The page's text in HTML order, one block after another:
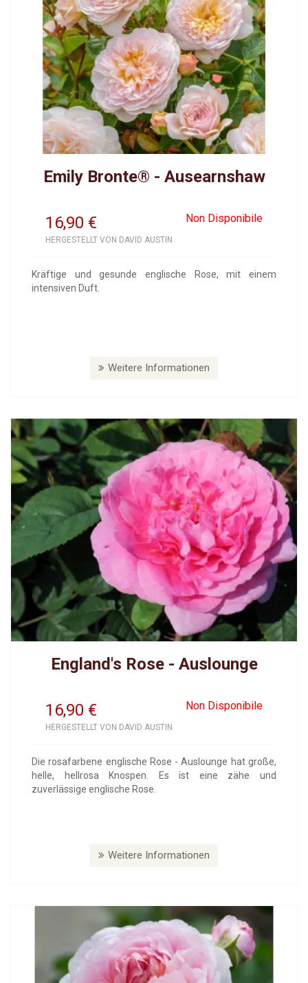
Emily Bronte® - Ausearnshaw
16,90 Non Disponibile
€
HERGESTELLT VON DAVID AUSTIN
Kräftige und gesunde englische Rose, mit einem
intensiven Duft.
Weitere Informationen
England's Rose - Auslounge
16,90 Non Disponibile
€
HERGESTELLT VON DAVID AUSTIN
Die rosafarbene englische Rose - Auslounge hat große,
helle, hellrosa Knospen. Es ist eine zähe und
zuverlässige englische Rose.
Weitere Informationen